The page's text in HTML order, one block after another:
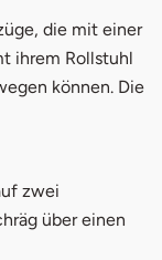
die mit einer
ihrem Rollstuhl
können. Die
zwei
über einen